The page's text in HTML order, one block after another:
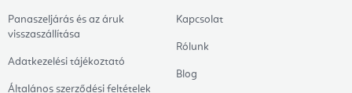
Panaszeljárás és az áruk
visszaszállítása
Adatkezelési tájékoztató
Általános szerződési feltételek
Kapcsolat
Rólunk
Blog